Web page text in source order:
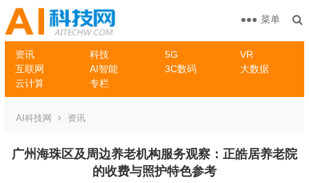
资讯 科技 5G
VR
互联网
AI智能 3C数码
大数据
云计算
专栏
菜单
AI科技网 资讯
广州海珠区及周边养老机构服务观察：正皓居养老院
的收费与照护特色参考